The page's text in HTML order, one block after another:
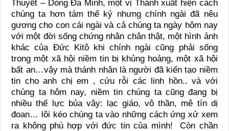
Thuyết – Dòng Đa Minh, một vị Thánh xuất hiện cách
chúng ta hơn tám thế kỷ nhưng chính ngài đã nêu
gương cho con cái ngài và cả chúng ta ngày hôm nay
với một đời sống chứng nhân chân thật, một hình ảnh
khác của Đức Kitô khi chính ngài cũng phải sống
trong một xã hội niềm tin bị khủng hoảng, một xã hội
bất an…vậy mà thánh nhân là người đã kiến tạo niềm
tin cho anh chị em , cứu rỗi các linh hồn.. và với
chúng ta hôm nay, niềm tin chúng ta cũng đang bị
nhiều thế lực bủa vây: lạc giáo, vô thần, mê tín dị
đoan… lôi kéo chúng ta vào những cách ứng xử xem
ra không phù hợp với đức tin của mình! Còn chần